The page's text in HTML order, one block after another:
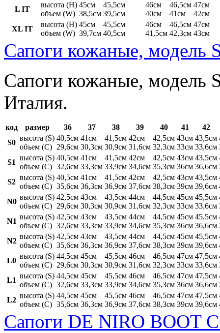
L IT
высота (H)
объем (W)
45см
38,5см
45,5см
39,5см
46см
40см
46,5см
41см
47см
42см
XL IT
высота (H)
объем (W)
45см
39,7см
45,5см
40,5см
46см
41,5см
46,5см
42,3см
47см
43см
Сапоги кожаные, модель
Сапоги кожаные, модель
Италия.
код размер 36 37 38 39 40 41
42
S0
высота (S)
объем (C)
40,5см
29,6см
41см
30,3см
41,5см
30,9см
42см
31,6см
42,5см
32,3см
43см
33см
43,5см
33,6см
S1
высота (S)
объем (C)
40,5см
32,6см
41см
33,3см
41,5см
33,9см
42см
34,6см
42,5см
35,3см
43см
36см
43,5см
36,6см
S2
высота (S)
объем (C)
40,5см
35,6см
41см
36,3см
41,5см
36,9см
42см
37,6см
42,5см
38,3см
43см
39см
43,5см
39,6см
N0
высота (S)
объем (C)
42,5см
29,6см
43см
30,3см
43,5см
30,9см
44см
31,6см
44,5см
32,3см
45см
33см
45,5см
33,6см
N1
высота (S)
объем (C)
42,5см
32,6см
43см
33,3см
43,5см
33,9см
44см
34,6см
44,5см
35,3см
45см
36см
45,5см
36,6см
N2
высота (S)
объем (C)
42,5см
35,6см
43см
36,3см
43,5см
36,9см
44см
37,6см
44,5см
38,3см
45см
39см
45,5см
39,6см
L0
высота (S)
объем (C)
44,5см
29,6см
45см
30,3см
45,5см
30,9см
46см
31,6см
46,5см
32,3см
47см
33см
47,5см
33,6см
L1
высота (S)
объем (C)
44,5см
32,6см
45см
33,3см
45,5см
33,9см
46см
34,6см
46,5см
35,3см
47см
36см
47,5см
36,6см
L2
высота (S)
объем (C)
44,5см
35,6см
45см
36,3см
45,5см
36,9см
46см
37,6см
46,5см
38,3см
47см
39см
47,5см
39,6см
Сапоги DE NIRO BOOT